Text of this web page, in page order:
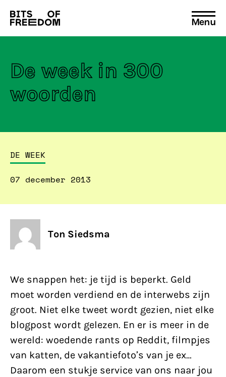
Search
for:
Menu
De week in 300
woorden
DE WEEK
07 december 2013
Ton Siedsma
We snappen het: je tijd is beperkt. Geld
moet worden verdiend en de interwebs zijn
groot. Niet elke tweet wordt gezien, niet elke
blogpost wordt gelezen. En er is meer in de
wereld: woedende rants op Reddit, filmpjes
van katten, de vakantiefoto’s van je ex…
Daarom een stukje service van ons naar jou